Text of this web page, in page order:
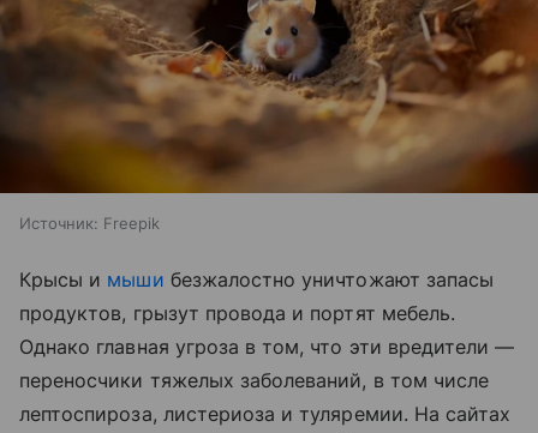
Источник: Freepik
Крысы и мыши безжалостно уничтожают запасы
продуктов, грызут провода и портят мебель.
Однако главная угроза в том, что эти вредители —
переносчики тяжелых заболеваний, в том числе
лептоспироза, листериоза и туляремии. На сайтах